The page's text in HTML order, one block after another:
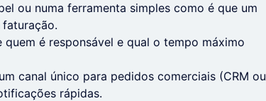
ou numa ferramenta simples como é que um
quem é responsável e qual o tempo máximo
canal único para pedidos comerciais (CRM ou
rápidas.